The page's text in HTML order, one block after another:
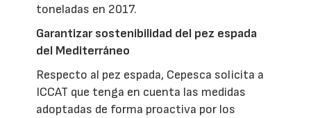
toneladas en 2017.
Garantizar sostenibilidad del pez espada
del Mediterráneo
Respecto al pez espada, Cepesca solicita a
ICCAT que tenga en cuenta las medidas
adoptadas de forma proactiva por los